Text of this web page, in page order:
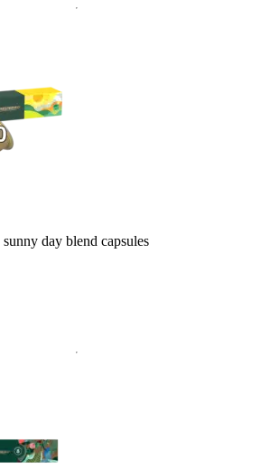
day blend capsules